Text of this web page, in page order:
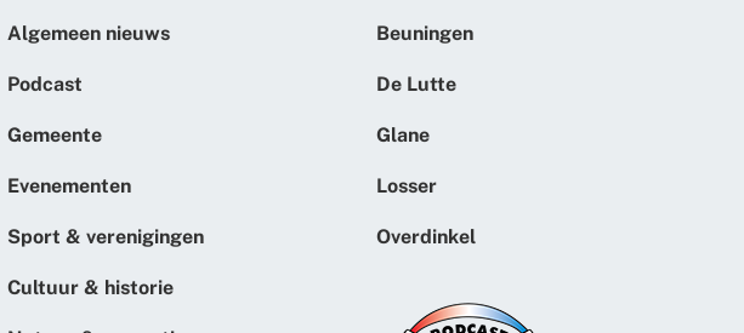
Algemeen nieuws
Podcast
Gemeente
Evenementen
Sport & verenigingen
Cultuur & historie
Beuningen
De Lutte
Glane
Losser
Overdinkel